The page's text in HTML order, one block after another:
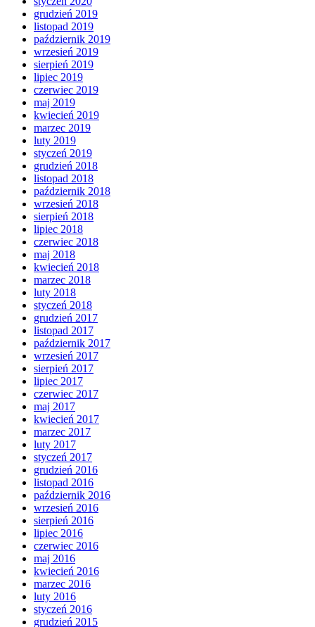
grudzień 2019
listopad 2019
październik 2019
wrzesień 2019
sierpień 2019
lipiec 2019
czerwiec 2019
maj 2019
kwiecień 2019
marzec 2019
luty 2019
styczeń 2019
grudzień 2018
listopad 2018
październik 2018
wrzesień 2018
sierpień 2018
lipiec 2018
czerwiec 2018
maj 2018
kwiecień 2018
marzec 2018
luty 2018
styczeń 2018
grudzień 2017
listopad 2017
październik 2017
wrzesień 2017
sierpień 2017
lipiec 2017
czerwiec 2017
maj 2017
kwiecień 2017
marzec 2017
luty 2017
styczeń 2017
grudzień 2016
listopad 2016
październik 2016
wrzesień 2016
sierpień 2016
lipiec 2016
czerwiec 2016
maj 2016
kwiecień 2016
marzec 2016
luty 2016
styczeń 2016
grudzień 2015